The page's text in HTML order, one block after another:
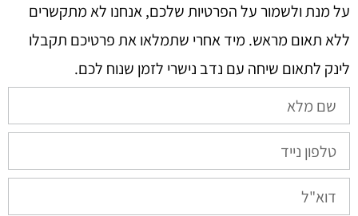
על מנת ולשמור על הפרטיות שלכם, אנחנו לא מתקשרים
ללא תאום מראש. מיד אחרי שתמלאו את פרטיכם תקבלו
לינק לתאום שיחה עם נדב נישרי לזמן שנוח לכם.​